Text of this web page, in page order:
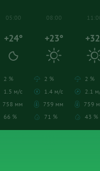
05:00
+24°
2 %
1.5 м/с
758 мм
66 %
08:00
+23°
2 %
1.4 м/с
759 мм
71 %
2 %
2.1
759
43 %